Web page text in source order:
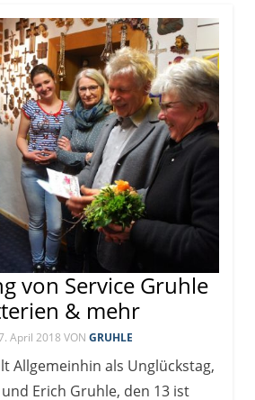
von Service Gruhle
& mehr
April 2018 VON GRUHLE
Allgemeinhin als Unglückstag,
Erich Gruhle, den 13 ist